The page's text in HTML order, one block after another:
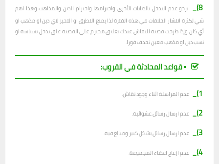
8)_
نرجو عدم التدخل بالديانات الأخرى واحترامها واحترام الدين والمذاهب وهذا اهم
شي لكثرة انتشار الخلافات في هذه الفترة لذا يمنع التطرق او التحيز لاي دين او مذهب او
أي كان وإذا طرحت قضية للنقاش عندك تعليق محترم على القضية علق تدخل بسياسة او
تسب دين او مذهب معين تحذف فورا.
▪︎ قواعد المحادثة في القروب:
1)_
عدم المراسلة اثناء وجود نقاش.
2)_ عدم ارسال رسائل عشوائية.
3)_ عدم ارسال رسائل بشكل كبير ومبالغ فيه.
4)_ عدم ازعاج اعضاء المجموعة.